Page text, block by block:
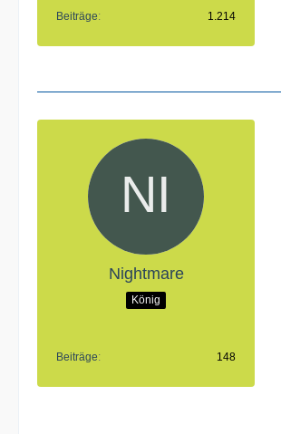
Beiträge 1.214
Nightmare
König
Beiträge 148